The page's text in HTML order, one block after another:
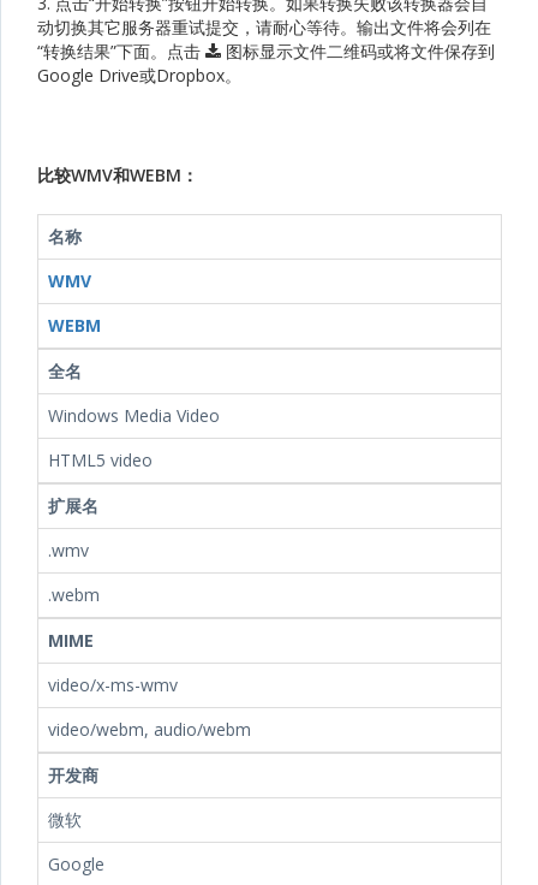
动切换其它服务器重试提交，请耐心等待。输出文件将会列在
“转换结果”下面。点击
图标显示文件二维码或将文件保存到
Google Drive或Dropbox。
比较WMV和WEBM：
名称
WMV
WEBM
全名
Windows Media Video
HTML5 video
扩展名
.wmv
.webm
MIME
video/x-ms-wmv
video/webm, audio/webm
开发商
微软
Google